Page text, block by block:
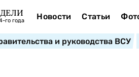
го года Новости Статьи
и руководства ВСУ